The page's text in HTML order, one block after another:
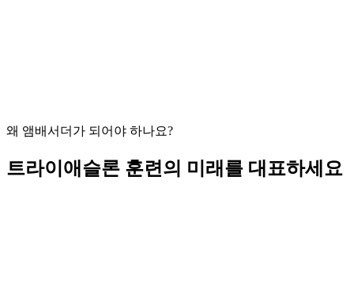
왜 앰배서더가 되어야 하나요?
트라이애슬론 훈련의 미래를 대표하세요